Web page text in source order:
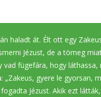
haladt át. Élt ott egy
Jézust, de a tömeg
fügefára, hogy láthassa,
gyere le gyorsan,
Jézust. Akik ezt